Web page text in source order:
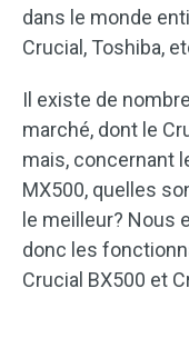
dans le monde
Crucial, Toshiba,
Il existe de
marché, dont le
mais, concernant
MX500, quelles
le meilleur? Nous
donc les
Crucial BX500 et